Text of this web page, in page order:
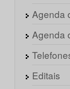
Agenda
Agenda
Editais